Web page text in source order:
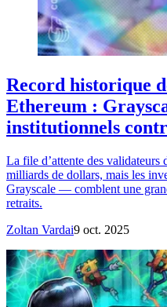
Record historique
Ethereum :
institutionnels
La file d’attente des validateurs
milliards de dollars, mais les
Grayscale — comblent une
retraits.
Zoltan Vardai9 oct. 2025